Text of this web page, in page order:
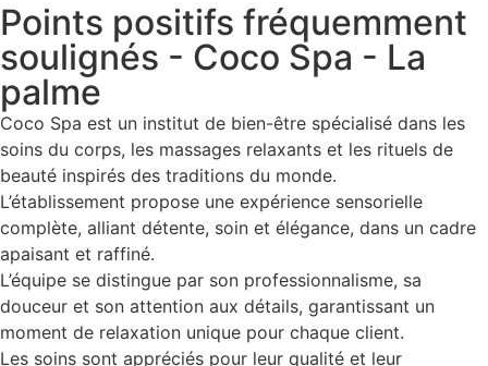
Points positifs fréquemment
soulignés - Coco Spa - La
palme
Coco Spa est un institut de bien-être spécialisé dans les
soins du corps, les massages relaxants et les rituels de
beauté inspirés des traditions du monde.
L’établissement propose une expérience sensorielle
complète, alliant détente, soin et élégance, dans un cadre
apaisant et raffiné.
L’équipe se distingue par son professionnalisme, sa
douceur et son attention aux détails, garantissant un
moment de relaxation unique pour chaque client.
Les soins sont appréciés pour leur qualité et leur